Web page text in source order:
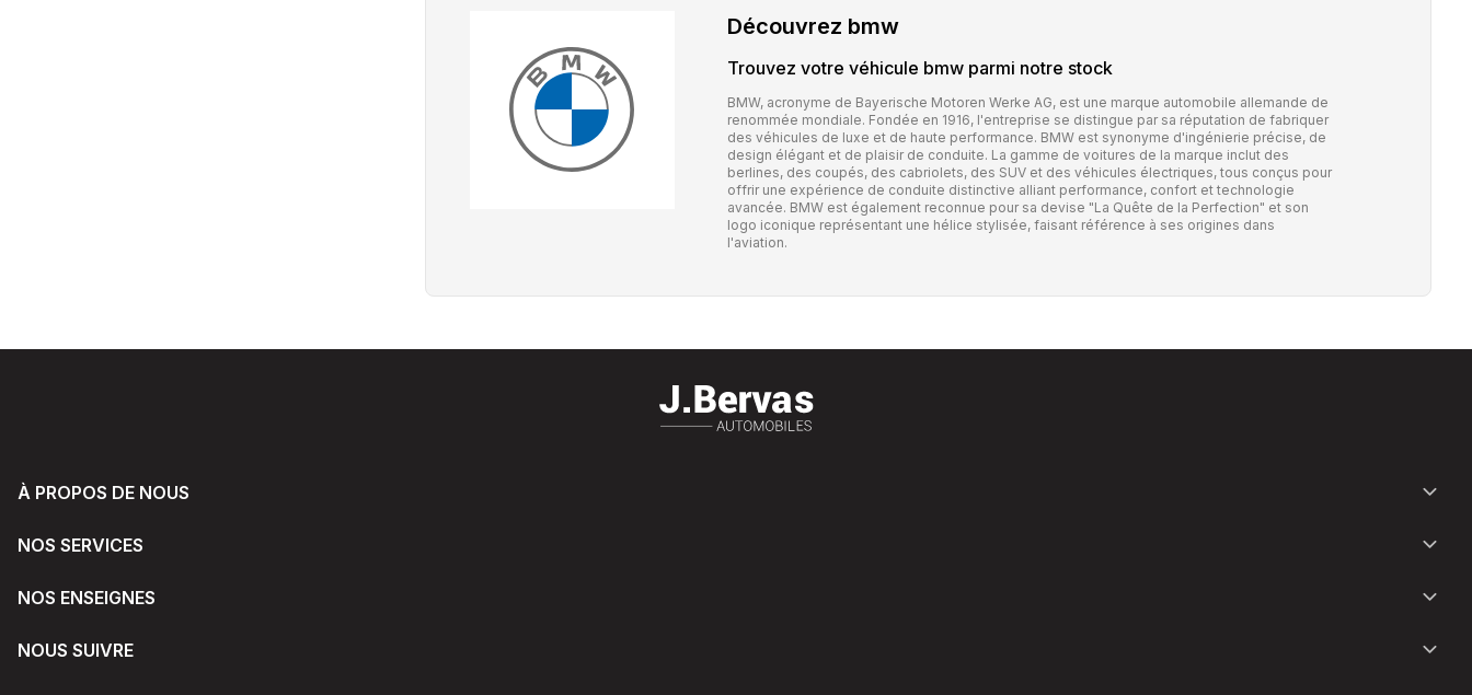
Découvrez bmw
Trouvez votre véhicule bmwparmi notre stock
BMW, acronyme de Bayerische Motoren Werke AG, est une marque automobile allemande de
renommée mondiale. Fondée en 1916, l'entreprise se distingue par sa réputation de fabriquer
des véhicules de luxe et de haute performance. BMW est synonyme d'ingénierie précise, de
design élégant et de plaisir de conduite. La gamme de voitures de la marque inclut des
berlines, des coupés, des cabriolets, des SUV et des véhicules électriques, tous conçus pour
offrir une expérience de conduite distinctive alliant performance, confort et technologie
avancée. BMW est également reconnue pour sa devise "La Quête de la Perfection" et son
logo iconique représentant une hélice stylisée, faisant référence à ses origines dans
l'aviation.
À PROPOS DE NOUS
NOS SERVICES
NOS ENSEIGNES
NOUS SUIVRE